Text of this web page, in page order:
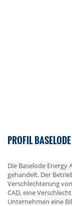
PROFIL
Die Baselode Energy
gehandelt. Der
Verschlechterung
CAD, eine
Unternehmen eine